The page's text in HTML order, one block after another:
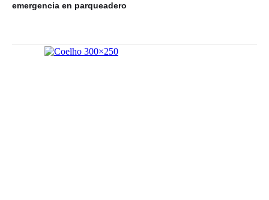
emergencia en parqueadero